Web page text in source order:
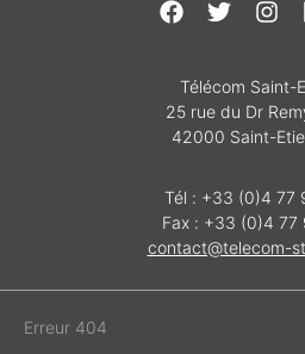
Télécom Saint-
25 rue du Dr
42000 Saint-
Tél : +33 (0)4 77
Fax : +33 (0)4 77
contact@telecom-
Erreur 404